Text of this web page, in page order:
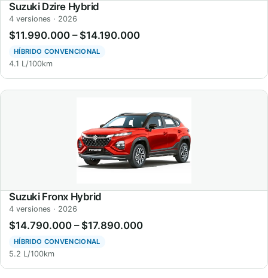
Suzuki Dzire Hybrid
4 versiones · 2026
$11.990.000 – $14.190.000
HÍBRIDO CONVENCIONAL
4.1 L/100km
Suzuki Fronx Hybrid
4 versiones · 2026
$14.790.000 – $17.890.000
HÍBRIDO CONVENCIONAL
5.2 L/100km